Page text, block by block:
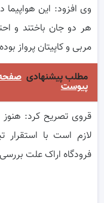
وی افزود: این
هر دو جان باختند و
مربی و کاپیتان پرواز
مطلب پیشنهادی صفحه
پیوست
قروی تصریح کرد:
لازم است با استقرار
فرودگاه اراک علت